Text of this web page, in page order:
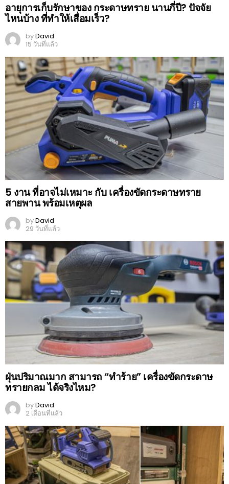
อายุการเก็บรักษาของ กระดาษทราย นานกี่ปี? ปัจจัย
ไหนบ้าง ที่ทำให้เสื่อมเร็ว?
byDavid
15 วันที่แล้ว
5 งาน ที่อาจไม่เหมาะ กับ เครื่องขัดกระดาษทราย
สายพาน พร้อมเหตุผล
byDavid
29 วันที่แล้ว
ฝุ่นปริมาณมาก สามารถ “ทำร้าย” เครื่องขัดกระดาษ
ทรายกลม ได้จริงไหม?
byDavid
2 เดือนที่แล้ว